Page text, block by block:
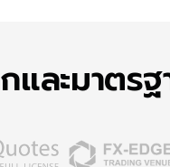
ละมาตรฐ